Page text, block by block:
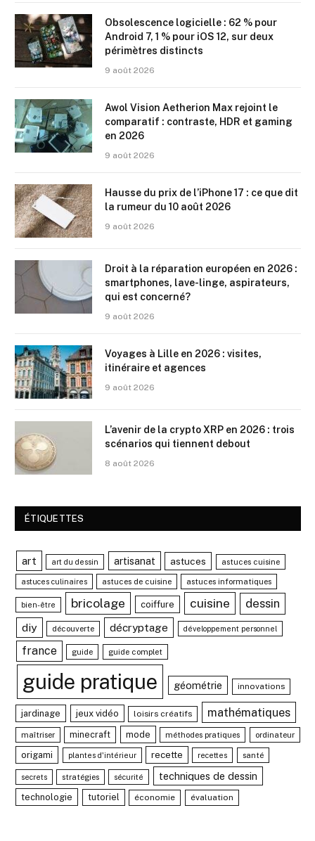
Obsolescence logicielle : 62 % pour
Android 7, 1 % pour iOS 12, sur deux
périmètres distincts
9 août 2026
Awol Vision Aetherion Max rejoint le
comparatif : contraste, HDR et gaming
en 2026
9 août 2026
Hausse du prix de l’iPhone 17 : ce que dit
la rumeur du 10 août 2026
9 août 2026
Droit à la réparation européen en 2026 :
smartphones, lave-linge, aspirateurs,
qui est concerné?
9 août 2026
Voyages à Lille en 2026 : visites,
itinéraire et agences
9 août 2026
L’avenir de la crypto XRP en 2026 : trois
scénarios qui tiennent debout
8 août 2026
ÉTIQUETTES
art art du dessin artisanat astuces astuces cuisine
astuces culinaires astuces de cuisine astuces informatiques
bien-être bricolage coiffure cuisine dessin
diy découverte décryptage développement personnel
france guide guide complet
guide pratique géométrie innovations
jardinage jeux vidéo loisirs créatifs mathématiques
maîtriser minecraft mode méthodes pratiques ordinateur
origami plantes d'intérieur recette recettes santé
secrets stratégies sécurité techniques de dessin
technologie tutoriel économie évaluation